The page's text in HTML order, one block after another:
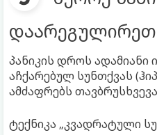
დაარეგულირეთ
პანიკის დროს ადამიანი
აჩქარებულ სუნთქვას
ამძაფრებს
ტექნიკა „კვადრატული